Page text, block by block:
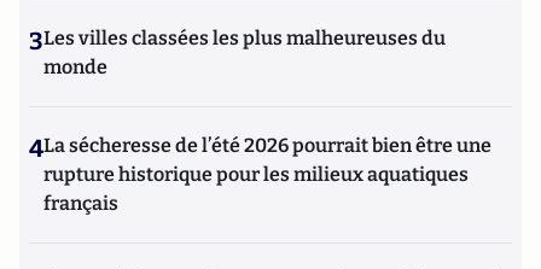
3Les villes classées les plus malheureuses du
monde
4La sécheresse de l’été 2026 pourrait bien être une
rupture historique pour les milieux aquatiques
français